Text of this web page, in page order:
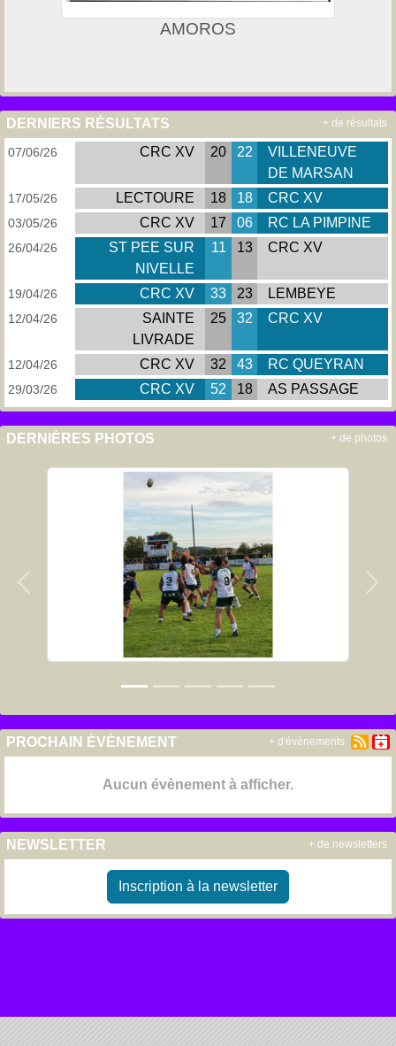
AMOROS
DERNIERS RÉSULTATS
07/06/26 CRC XV 20 22
VILLENEUVE
DE MARSAN
17/05/26 LECTOURE 18 18 CRC XV
03/05/26 CRC XV 17 06 RC LA PIMPINE
26/04/26
ST PEE SUR
NIVELLE
11 13 CRC XV
19/04/26 CRC XV 33 23 LEMBEYE
12/04/26
SAINTE
LIVRADE
25 32 CRC XV
12/04/26 CRC XV 32 43 RC QUEYRAN
29/03/26 CRC XV 52 18 AS PASSAGE
+ de résultats
DERNIÈRES PHOTOS
Précedent
+ de photos
PROCHAIN ÉVÈNEMENT
Aucun évènement à afficher.
+ d'évènements
NEWSLETTER
Inscription à la newsletter
+ de newsletters